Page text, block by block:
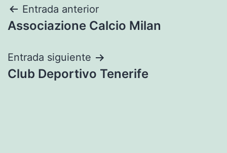
Navegación
de
entradas
Entrada anterior
Associazione Calcio Milan
Entrada siguiente
Club Deportivo Tenerife